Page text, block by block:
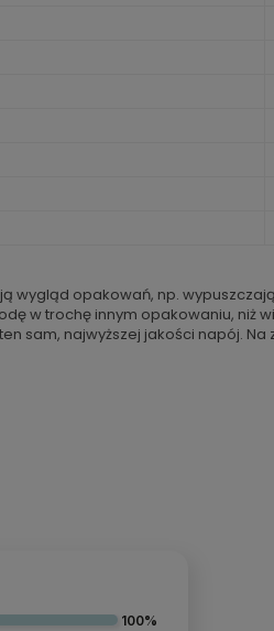
wygląd opakowań, np.
w trochę innym opakowaniu, niż
sam, najwyższej jakości napój. Na
100%